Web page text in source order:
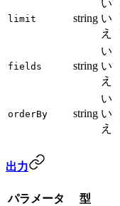
limit string
い
い
え
fields string
い
い
え
orderBy string
い
い
え
出力
パラメータ 型